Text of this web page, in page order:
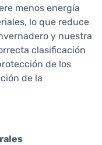
menos energía
lo que reduce
y nuestra
clasificación
de los
de la